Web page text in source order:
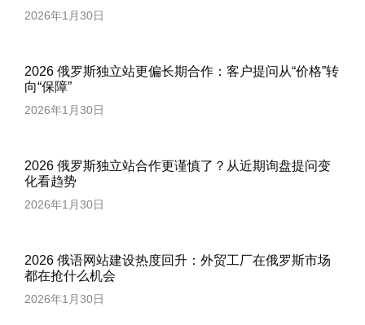
2026年1月30日
2026 俄罗斯独立站更偏长期合作：客户提问从“价格”转
向“保障”
2026年1月30日
2026 俄罗斯独立站合作更谨慎了？从近期询盘提问变
化看趋势
2026年1月30日
2026 俄语网站建设热度回升：外贸工厂在俄罗斯市场
都在抢什么机会
2026年1月30日